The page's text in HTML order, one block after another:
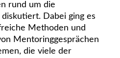
rund um die
Dabei ging es
Methoden und
Mentoringgesprächen
die viele der